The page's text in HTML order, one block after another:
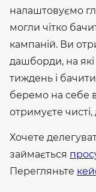
налаштовуємо
могли чітко
кампаній. Ви
дашборди, на
тиждень і
беремо на себе
отримуєте
Хочете
займається
Перегляньте